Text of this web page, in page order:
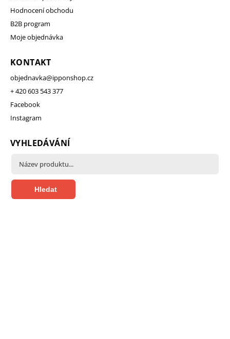
Hodnocení obchodu
B2B program
Moje objednávka
KONTAKT
objednavka@ipponshop.cz
+ 420 603 543 377
Facebook
Instagram
VYHLEDÁVÁNÍ
Hledat